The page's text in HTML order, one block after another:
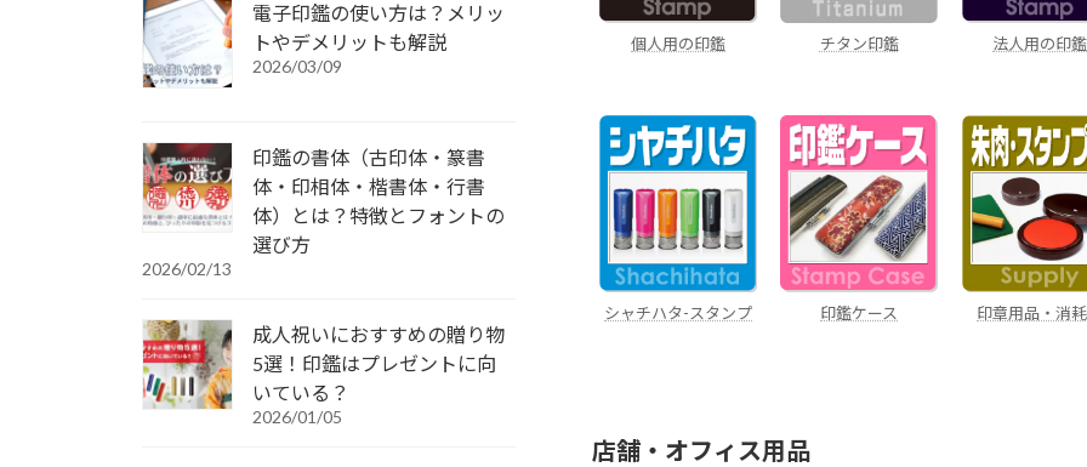
個人用の印鑑 チタン印鑑 法人用の印鑑
シャチハタ-スタンプ 印鑑ケース 印章用品・消
店舗・オフィス用品
電子印鑑の使い方は？メリッ
トやデメリットも解説
2026/03/09
印鑑の書体（古印体・篆書
体・印相体・楷書体・行書
体）とは？特徴とフォントの
選び方
2026/02/13
成人祝いにおすすめの贈り物
5選！印鑑はプレゼントに向
いている？
2026/01/05